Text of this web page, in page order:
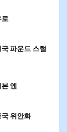
파운드 스털
엔
위안화